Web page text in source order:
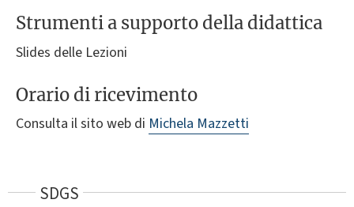
Strumenti a supporto della didattica
Slides delle Lezioni
Orario di ricevimento
Consulta il sito web di Michela Mazzetti
SDGS